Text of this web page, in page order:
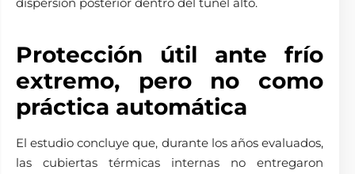
Protección útil ante frío
extremo, pero no como
práctica automática
El estudio concluye que, durante los años evaluados,
las cubiertas térmicas internas no entregaron